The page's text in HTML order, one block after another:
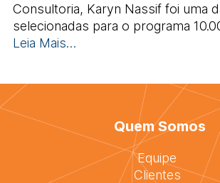
Consultoria, Karyn Nassif foi uma
selecionadas para o programa
Leia Mais…
Quem Somos
Equipe
Clientes